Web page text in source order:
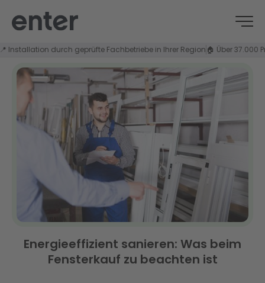
durch geprüfte Fachbetriebe in Ihrer Region 🏠 Über 37.000
Energieeffizient sanieren: Was beim
Fensterkauf zu beachten ist